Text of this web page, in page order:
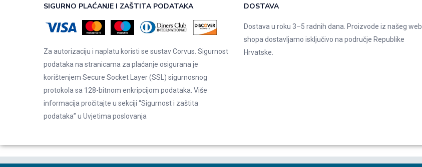
SIGURNO PLAĆANJE I ZAŠTITA PODATAKA
Za autorizaciju i naplatu koristi se sustav Corvus. Sigurnost
podataka na stranicama za plaćanje osigurana je
korištenjem Secure Socket Layer (SSL) sigurnosnog
protokola sa 128-bitnom enkripcijom podataka. Više
informacija pročitajte u sekciji “Sigurnost i zaštita
podataka” u Uvjetima poslovanja
DOSTAVA
Dostava u roku 3–5 radnih dana. Proizvode iz našeg web
shopa dostavljamo isključivo na područje Republike
Hrvatske.